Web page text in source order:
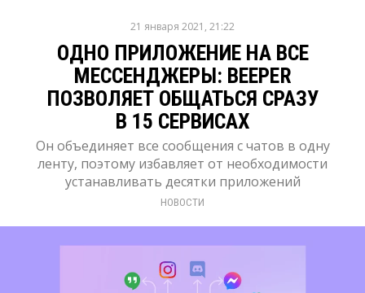
21 января 2021, 21:22
ОДНО ПРИЛОЖЕНИЕ НА ВСЕ
МЕССЕНДЖЕРЫ: BEEPER
ПОЗВОЛЯЕТ ОБЩАТЬСЯ СРАЗУ
В 15 СЕРВИСАХ
Он объединяет все сообщения с чатов в одну
ленту, поэтому избавляет от необходимости
устанавливать десятки приложений
НОВОСТИ